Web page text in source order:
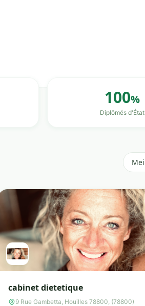
100%
Diplômés d'État
cabinet dietetique
9 Rue Gambetta, Houilles 78800, (78800)